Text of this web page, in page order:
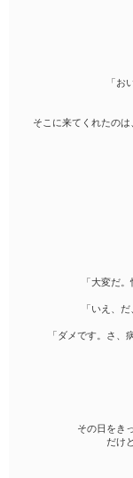
「お
そこに来てくれたのは
「大変だ。
「いえ、だ
「ダメです。さ、
その日をき
だけ